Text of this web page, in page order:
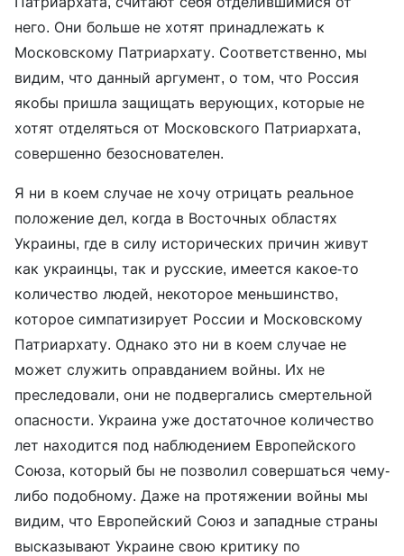
него. Они больше не хотят принадлежать к
Московскому Патриархату. Соответственно, мы
видим, что данный аргумент, о том, что Россия
якобы пришла защищать верующих, которые не
хотят отделяться от Московского Патриархата,
совершенно безоснователен.
Я ни в коем случае не хочу отрицать реальное
положение дел, когда в Восточных областях
Украины, где в силу исторических причин живут
как украинцы, так и русские, имеется какое-то
количество людей, некоторое меньшинство,
которое симпатизирует России и Московскому
Патриархату. Однако это ни в коем случае не
может служить оправданием войны. Их не
преследовали, они не подвергались смертельной
опасности. Украина уже достаточное количество
лет находится под наблюдением Европейского
Союза, который бы не позволил совершаться чему-
либо подобному. Даже на протяжении войны мы
видим, что Европейский Союз и западные страны
высказывают Украине свою критику по